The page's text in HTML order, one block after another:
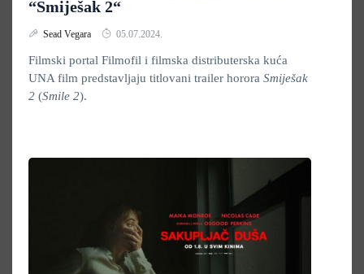
“Smiješak 2“
Sead Vegara 05.07.2024.
Filmski portal Filmofil i filmska distributerska kuća
UNA film predstavljaju titlovani trailer horora Smiješak
2 (Smile 2).